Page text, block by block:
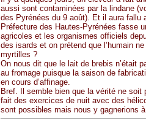
aussi sont contaminées par la lindane
des Pyrénées du 9 août). Et il aura fallu
Préfecture des Hautes-Pyrénées fasse
agricoles et les organismes officiels
des isards et on prétend que l’humain
myrtilles ?
On nous dit que le lait de brebis n’était
au fromage puisque la saison de
en cours d’affinage.
Bref. Il semble bien que la vérité ne soit
fait des exercices de nuit avec des
sont possibles mais nous y gagnerions